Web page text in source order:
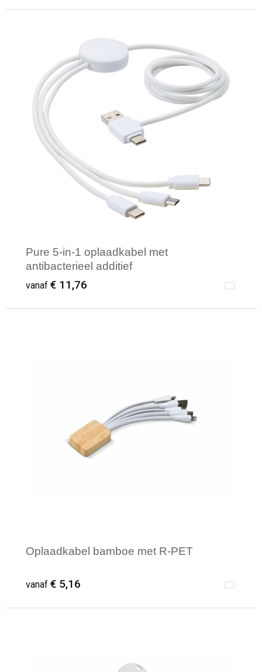
Minimale afname: 1
Pure 5-in-1 oplaadkabel met
antibacterieel additief
vanaf € 11,76
Oplaadkabel bamboe met R-PET
vanaf € 5,16